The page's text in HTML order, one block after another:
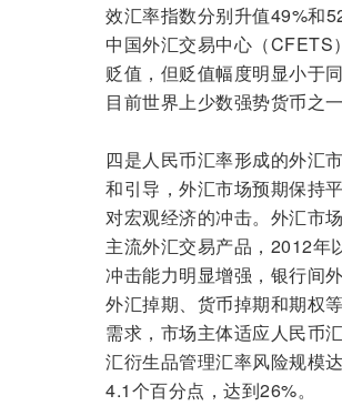
效汇率指数分别升值49%和
中国外汇交易中心（
贬值，但贬值幅度明显小于
目前世界上少数强势货币之一
四是人民币汇率形成的外汇
和引导，外汇市场预期保持
对宏观经济的冲击。外汇市
主流外汇交易产品，2012年
冲击能力明显增强，银行间
外汇掉期、货币掉期和期权
需求，市场主体适应人民币
汇衍生品管理汇率风险规模
4.1个百分点，达到26%。